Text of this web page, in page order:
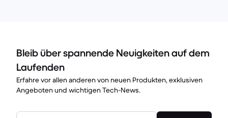
Bleib über spannende Neuigkeiten auf dem
Laufenden
Erfahre vor allen anderen von neuen Produkten, exklusiven
Angeboten und wichtigen Tech-News.